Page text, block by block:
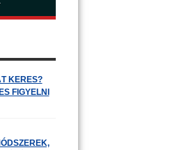
KERES?
FIGYELNI